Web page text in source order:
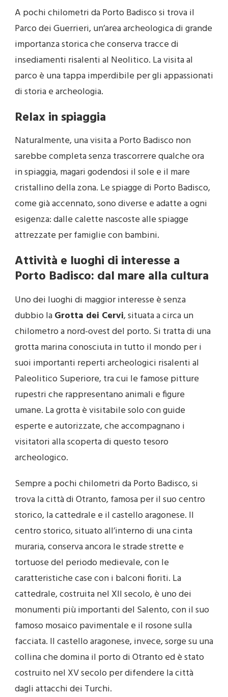
A pochi chilometri da Porto Badisco si trova il
Parco dei Guerrieri, un’area archeologica di grande
importanza storica che conserva tracce di
insediamenti risalenti al Neolitico. La visita al
parco è una tappa imperdibile per gli appassionati
di storia e archeologia.
Relax in spiaggia
Naturalmente, una visita a Porto Badisco non
sarebbe completa senza trascorrere qualche ora
in spiaggia, magari godendosi il sole e il mare
cristallino della zona. Le spiagge di Porto Badisco,
come già accennato, sono diverse e adatte a ogni
esigenza: dalle calette nascoste alle spiagge
attrezzate per famiglie con bambini.
Attività e luoghi di interesse a
Porto Badisco: dal mare alla cultura
Uno dei luoghi di maggior interesse è senza
dubbio laGrotta dei Cervi, situata a circa un
chilometro a nord-ovest del porto. Si tratta di una
grotta marina conosciuta in tutto il mondo per i
suoi importanti reperti archeologici risalenti al
Paleolitico Superiore, tra cui le famose pitture
rupestri che rappresentano animali e figure
umane. La grotta è visitabile solo con guide
esperte e autorizzate, che accompagnano i
visitatori alla scoperta di questo tesoro
archeologico.
Sempre a pochi chilometri da Porto Badisco, si
trova la città di Otranto, famosa per il suo centro
storico, la cattedrale e il castello aragonese. Il
centro storico, situato all’interno di una cinta
muraria, conserva ancora le strade strette e
tortuose del periodo medievale, con le
caratteristiche case con i balconi fioriti. La
cattedrale, costruita nel XII secolo, è uno dei
monumenti più importanti del Salento, con il suo
famoso mosaico pavimentale e il rosone sulla
facciata. Il castello aragonese, invece, sorge su una
collina che domina il porto di Otranto ed è stato
costruito nel XV secolo per difendere la città
dagli attacchi dei Turchi.